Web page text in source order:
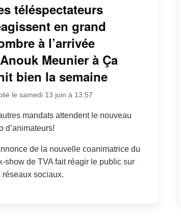
téléspectateurs
en grand
à l’arrivée
Meunier à Ça
bien la semaine
le samedi 13 juin à 13:57
mandats attendent le nouveau
d’animateurs!
de la nouvelle coanimatrice du
show de TVA fait réagir le public sur
réseaux sociaux.